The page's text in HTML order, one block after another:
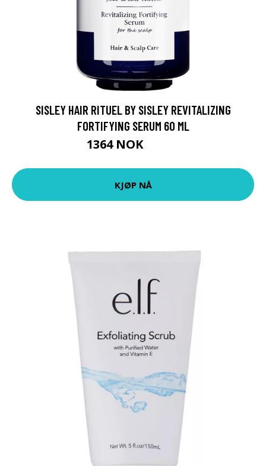
SISLEY HAIR RITUEL BY SISLEY REVITALIZING
FORTIFYING SERUM 60 ML
1364 NOK
KJØP NÅ